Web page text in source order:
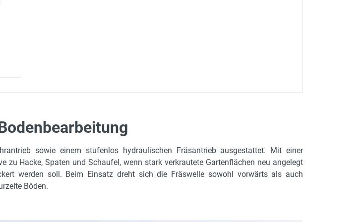
Benzinmotor
sowie einem stufenlos hydraulischen Fräsantrieb ausgestattet. Mit einer
Hacke, Spaten und Schaufel, wenn stark verkrautete Gartenflächen neu angelegt
werden soll. Beim Einsatz dreht sich die Fräswelle sowohl vorwärts als auch
Böden.